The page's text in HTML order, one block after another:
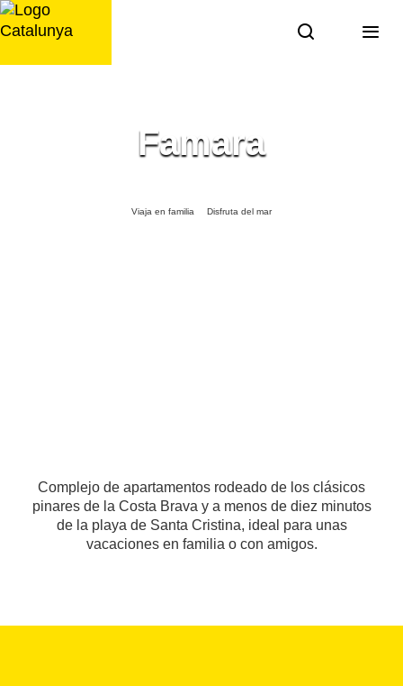
Saltar
al
Famara
Viaja en familia Disfruta del mar
Complejo de apartamentos rodeado de los clásicos
pinares de la Costa Brava y a menos de diez minutos
de la playa de Santa Cristina, ideal para unas
vacaciones en familia o con amigos.